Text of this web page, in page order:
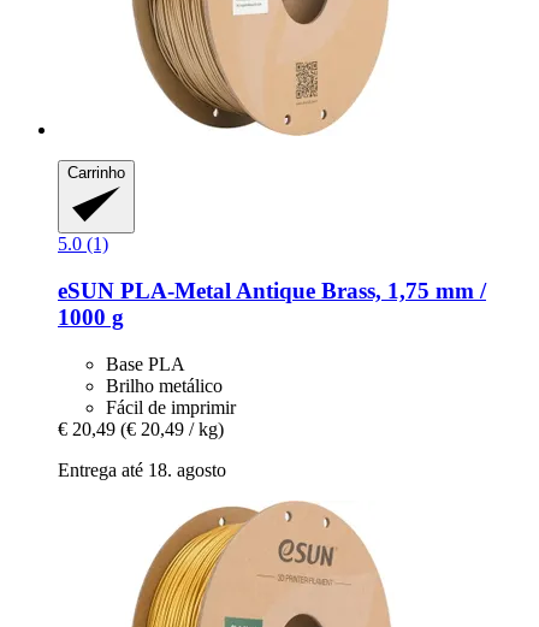
Carrinho
5.0 (1)
eSUN PLA-​Metal Antique Brass, 1,75 mm /
1000 g
Base PLA
Brilho metálico
Fácil de imprimir
€ 20,49 (€ 20,49 / kg)
Entrega até 18. agosto